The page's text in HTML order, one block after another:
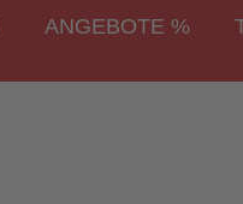
ANGEBOTE %